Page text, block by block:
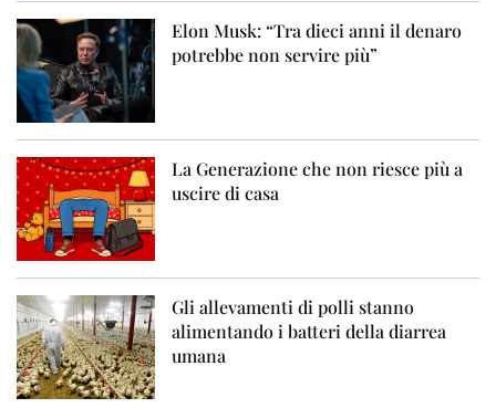
Elon Musk: “Tra dieci anni il denaro
potrebbe non servire più”
La Generazione che non riesce più a
uscire di casa
Gli allevamenti di polli stanno
alimentando i batteri della diarrea
umana